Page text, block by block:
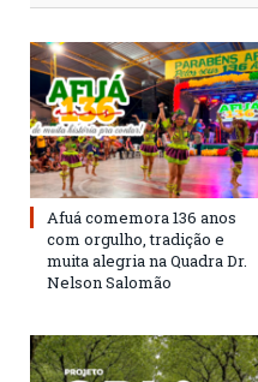
Afuá comemora 136 anos
com orgulho, tradição e
muita alegria na Quadra Dr.
Nelson Salomão